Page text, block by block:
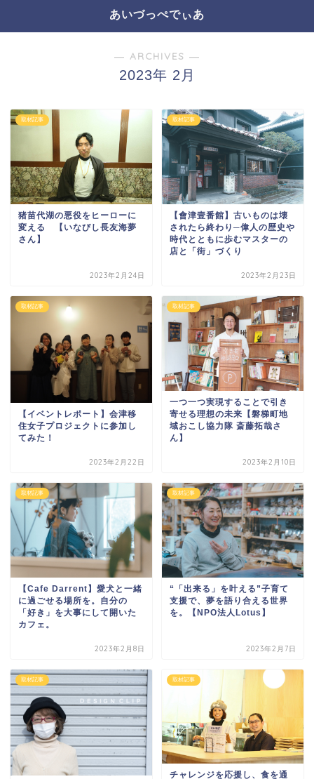
あいづっぺでぃあ
― ARCHIVES ―
2023年 2月
取材記事
猪苗代湖の悪役をヒーローに
変える 【いなびし長友海夢
さん】
2023年2月24日
取材記事
【會津壹番館】古いものは壊
されたら終わり─偉人の歴史や
時代とともに歩むマスターの
店と「街」づくり
2023年2月23日
取材記事
【イベントレポート】会津移
住女子プロジェクトに参加し
てみた！
2023年2月22日
取材記事
一つ一つ実現することで引き
寄せる理想の未来【磐梯町地
域おこし協力隊 斎藤拓哉さ
ん】
2023年2月10日
取材記事
【Cafe Darrent】愛犬と一緒
に過ごせる場所を。自分の
「好き」を大事にして開いた
カフェ。
2023年2月8日
取材記事
“「出来る」を叶える”子育て
支援で、夢を語り合える世界
を。【NPO法人Lotus】
2023年2月7日
取材記事 取材記事
チャレンジを応援し、食を通